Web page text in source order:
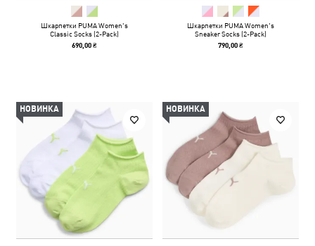
Шкарпетки PUMA Women's
Classic Socks (2-Pack)
690,00 ₴
Шкарпетки PUMA Women's
Sneaker Socks (2-Pack)
790,00 ₴
НОВИНКА НОВИНКА